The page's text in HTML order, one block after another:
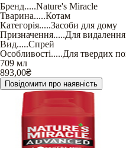
Бренд.....Nature's Miracle
Тварина.....Котам
Категорія.....Засоби для дому
Призначення.....Для
Вид.....Спрей
Особливості.....Для твердих
709 мл
893,00₴
Повідомити про наявність